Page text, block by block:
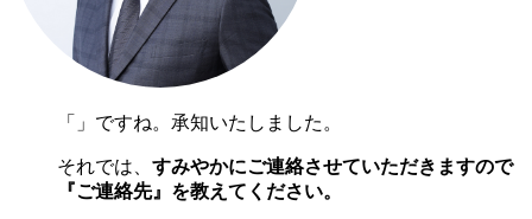
「 」ですね。承知いたしました。
それでは、 すみやかにご連絡させていただきますので
『ご連絡先』を教えてください。